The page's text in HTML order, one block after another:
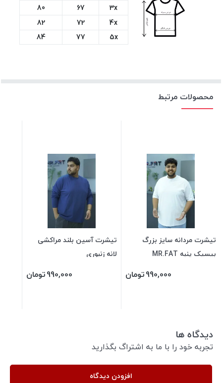
3x
67
80
4x
72
82
5x
77
84
محصولات مرتبط
تیشرت مردانه سایز بزرگ
بیسیک پنبه MR.FAT
990,000تومان
تیشرت آسین بلند مراکشی
لانه زنبوری
990,000تومان
دیدگاه ها
تجربه خود را با ما به اشتراگ بگذارید
افزودن دیدگاه